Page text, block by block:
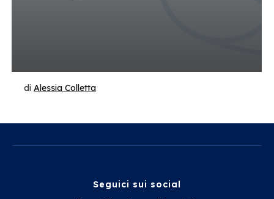
di Alessia Colletta
Seguici sui social